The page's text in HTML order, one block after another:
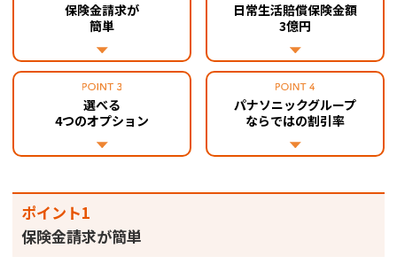
保険金請求が
簡単
日常生活賠償保険金額
3億円
選べる
4つのオプション
パナソニックグループ
ならではの割引率
ポイント1
保険金請求が簡単